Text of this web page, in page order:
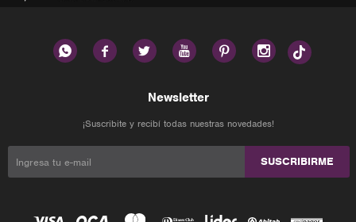
     
Newsletter
¡Suscribite y recibí todas nuestras novedades!
SUSCRIBIRME